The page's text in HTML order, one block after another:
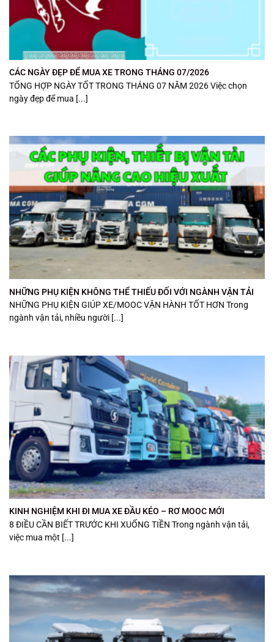
CÁC NGÀY ĐẸP ĐỂ MUA XE TRONG THÁNG 07/2026
TỔNG HỢP NGÀY TỐT TRONG THÁNG 07 NĂM 2026 Việc chọn
ngày đẹp để mua [...]
NHỮNG PHỤ KIỆN KHÔNG THỂ THIẾU ĐỐI VỚI NGÀNH VẬN TẢI
NHỮNG PHỤ KIỆN GIÚP XE/MOOC VẬN HÀNH TỐT HƠN Trong
ngành vận tải, nhiều người [...]
KINH NGHIỆM KHI ĐI MUA XE ĐẦU KÉO – RƠ MOOC MỚI
8 ĐIỀU CẦN BIẾT TRƯỚC KHI XUỐNG TIỀN Trong ngành vận tải,
việc mua một [...]